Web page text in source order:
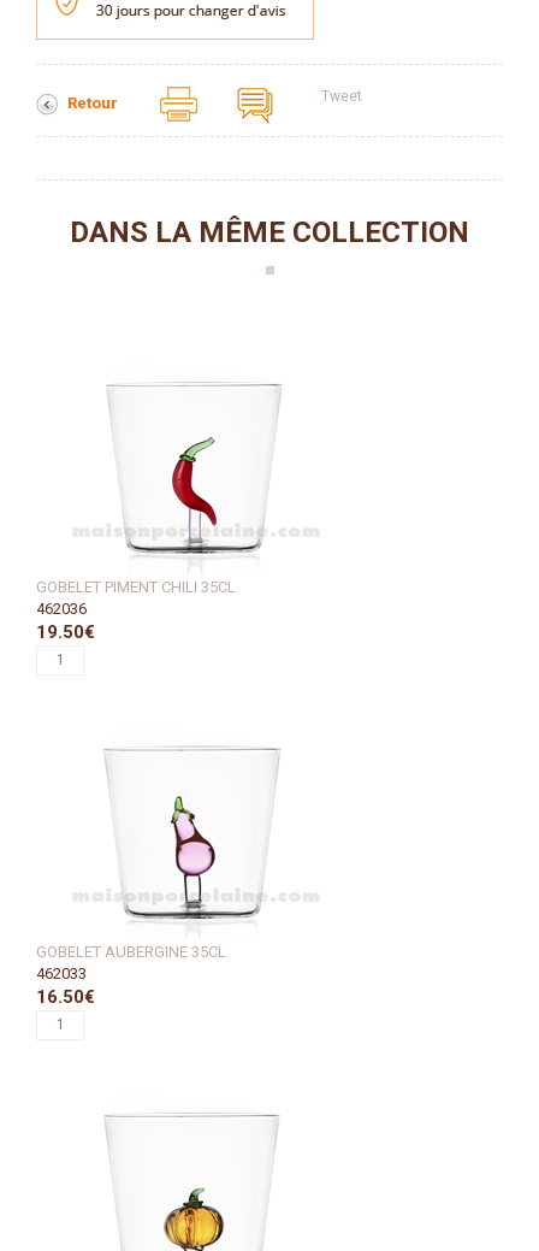
Retour Tweet
DANS LA MÊME COLLECTION
GOBELET PIMENT CHILI 35CL
462036
19.50€
GOBELET AUBERGINE 35CL
462033
16.50€